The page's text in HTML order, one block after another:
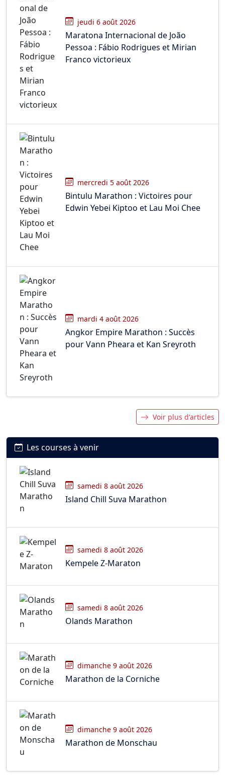
jeudi 6 août 2026
Maratona Internacional de João
Pessoa : Fábio Rodrigues et Mirian
Franco victorieux
mercredi 5 août 2026
Bintulu Marathon : Victoires pour
Edwin Yebei Kiptoo et Lau Moi Chee
mardi 4 août 2026
Angkor Empire Marathon : Succès
pour Vann Pheara et Kan Sreyroth
Voir plus d'articles
Les courses à venir
samedi 8 août 2026
Island Chill Suva Marathon
samedi 8 août 2026
Kempele Z-Maraton
samedi 8 août 2026
Olands Marathon
dimanche 9 août 2026
Marathon de la Corniche
dimanche 9 août 2026
Marathon de Monschau